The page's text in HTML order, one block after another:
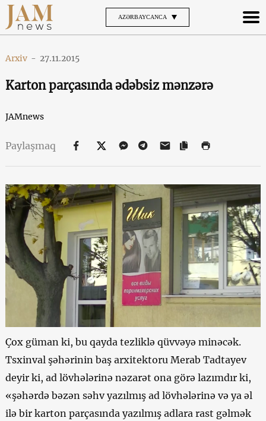
AZƏRBAYCANCA
Arxiv - 27.11.2015
Karton parçasında ədəbsiz mənzərə
JAMnews
Paylaşmaq
Çox güman ki, bu qayda tezliklə qüvvəyə minəcək.
Tsxinval şəhərinin baş arxitektoru Merab Tadtayev
deyir ki, ad lövhələrinə nəzarət ona görə lazımdır ki,
«şəhərdə bəzən səhv yazılmış ad lövhələrinə və ya əl
ilə bir karton parçasında yazılmış adlara rast gəlmək